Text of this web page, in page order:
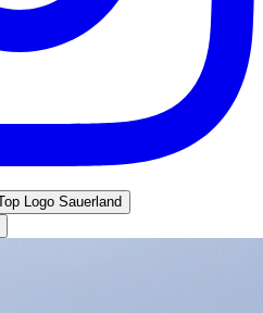
Sauerland